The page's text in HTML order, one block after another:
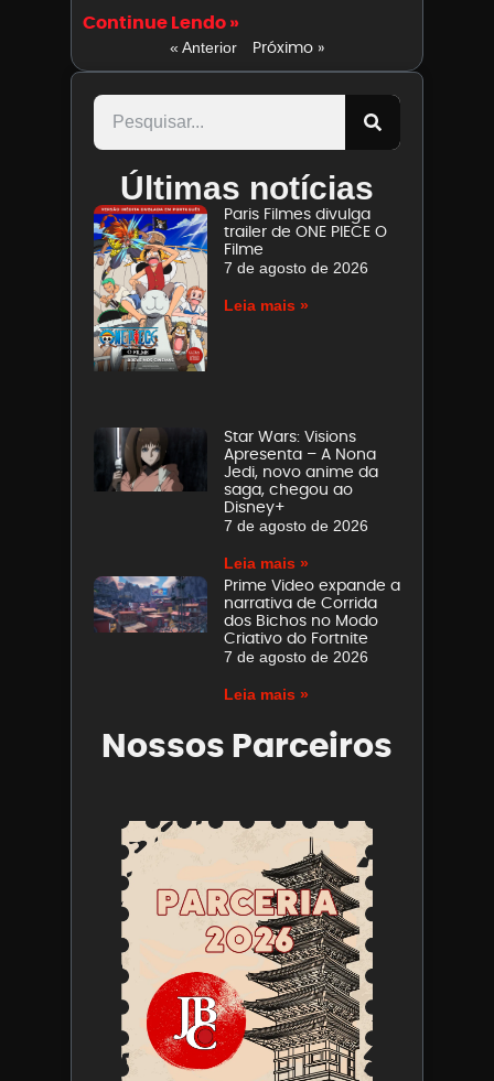
Continue Lendo »
« Anterior Próximo »
Últimas notícias
Paris Filmes divulga
trailer de ONE PIECE O
Filme
7 de agosto de 2026
Leia mais »
Star Wars: Visions
Apresenta – A Nona
Jedi, novo anime da
saga, chegou ao
Disney+
7 de agosto de 2026
Leia mais »
Prime Video expande a
narrativa de Corrida
dos Bichos no Modo
Criativo do Fortnite
7 de agosto de 2026
Leia mais »
Nossos Parceiros